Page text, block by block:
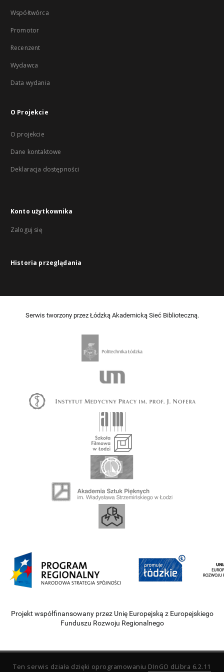
Współtwórca
Promotor
Recenzent
Wydawca
Data wydania
O Projekcie
O projekcie
Dane kontaktowe
Deklaracja dostępności
Konto użytkownika
Zaloguj się
Historia przeglądania
Serwis tworzony przez Łódzką Akademicką Sieć Biblioteczną.
Projekt współfinansowany przez Unię Europejską z Europejskiego
Funduszu Rozwoju Regionalnego
Ten serwis działa dzięki oprogramowaniu DInGO dLibra 6.2.11